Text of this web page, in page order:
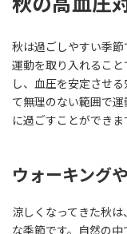
秋は過ごしやすい季
運動を取り入れること
し、血圧を安定させ
て無理のない範囲で
に過ごすことができま
ウォーキング
涼しくなってきた秋
な季節です。自然の